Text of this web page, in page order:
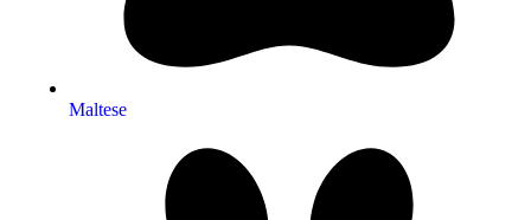
Maltese